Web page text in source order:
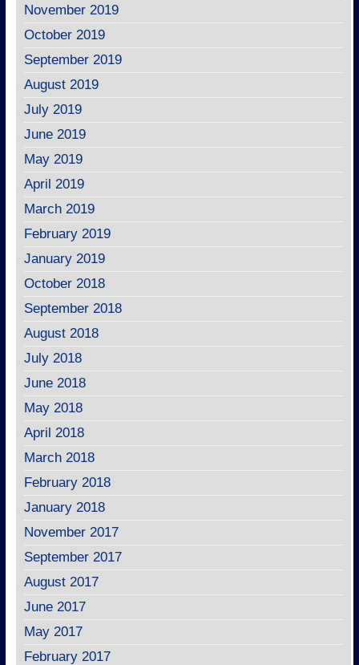
November 2019
October 2019
September 2019
August 2019
July 2019
June 2019
May 2019
April 2019
March 2019
February 2019
January 2019
October 2018
September 2018
August 2018
July 2018
June 2018
May 2018
April 2018
March 2018
February 2018
January 2018
November 2017
September 2017
August 2017
June 2017
May 2017
February 2017